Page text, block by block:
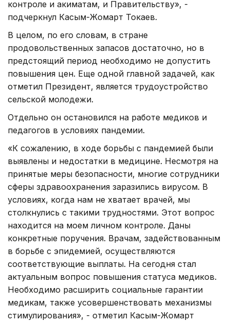
контроле и акиматам, и Правительству», -
подчеркнул Касым-Жомарт Токаев.
В целом, по его словам, в стране
продовольственных запасов достаточно, но в
предстоящий период необходимо не допустить
повышения цен. Еще одной главной задачей, как
отметил Президент, является трудоустройство
сельской молодежи.
Отдельно он остановился на работе медиков и
педагогов в условиях пандемии.
«К сожалению, в ходе борьбы с пандемией были
выявлены и недостатки в медицине. Несмотря на
принятые меры безопасности, многие сотрудники
сферы здравоохранения заразились вирусом. В
условиях, когда нам не хватает врачей, мы
столкнулись с такими трудностями. Этот вопрос
находится на моем личном контроле. Даны
конкретные поручения. Врачам, задействованным
в борьбе с эпидемией, осуществляются
соответствующие выплаты. На сегодня стал
актуальным вопрос повышения статуса медиков.
Необходимо расширить социальные гарантии
медикам, также усовершенствовать механизмы
стимулирования», - отметил Касым-Жомарт